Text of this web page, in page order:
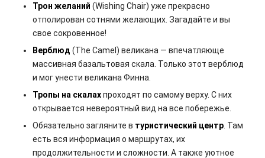
Трон желаний (Wishing Chair) уже прекрасно
отполирован сотнями желающих. Загадайте и вы
свое сокровенное!
Верблюд (The Camel) великана — впечатляюще
массивная базальтовая скала. Только этот верблюд
и мог унести великана Финна.
Тропы на скалахпроходят по самому верху. С них
открывается невероятный вид на все побережье.
Обязательно загляните в туристический центр. Там
есть вся информация о маршрутах, их
продолжительности и сложности. А также уютное